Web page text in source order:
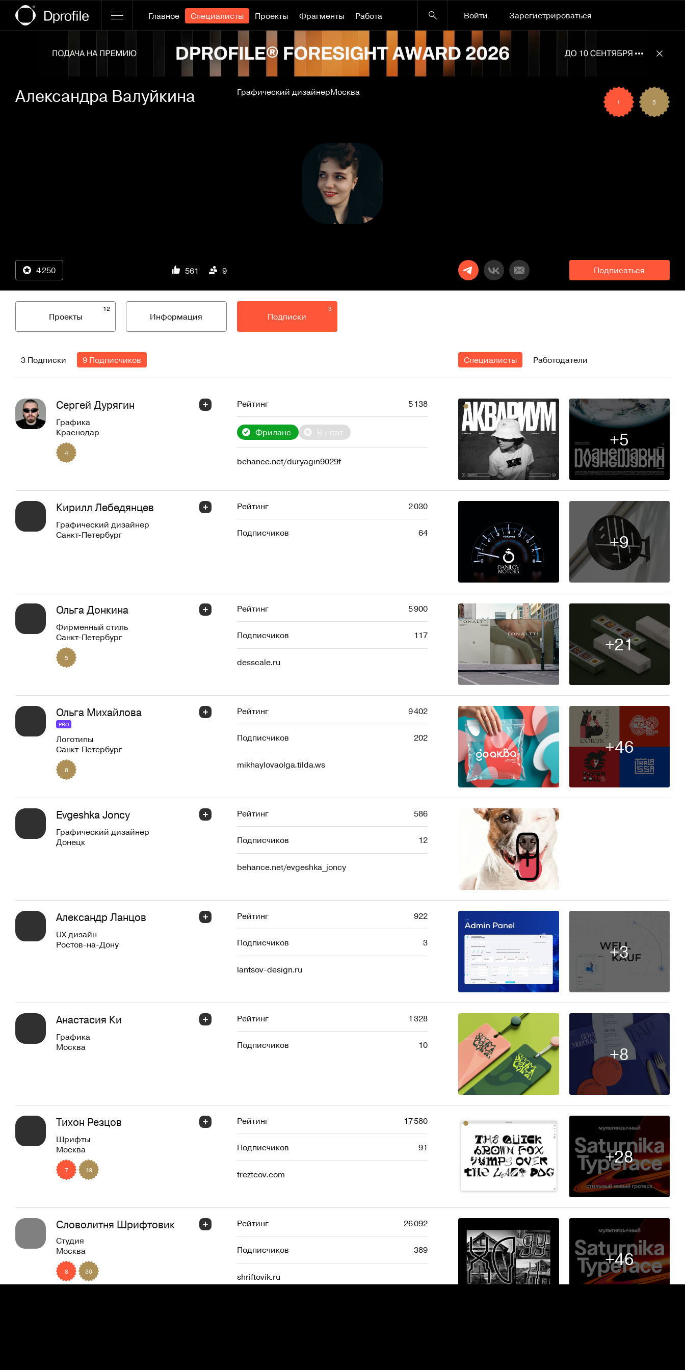
Главное Специалисты Проекты Фрагменты Работа Войти
Зарегистрироваться
Александра Валуйкина Графический дизайнерМосква
1 5
4 250 561 9 Подписаться
12
Проекты Информация
3
Подписки
3 Подписки 9 Подписчиков Специалисты Работодатели
Сергей Дурягин
Графика
Краснодар
4
Рейтинг 5 138
Фриланс В штат
behance.net/duryagin9029f
+5
Кирилл Лебедянцев
Графический дизайнер
Санкт-Петербург
Рейтинг 2 030
Подписчиков 64
29
+9
Ольга Донкина
Фирменный стиль
Санкт-Петербург
5
Рейтинг 5 900
Подписчиков 117
desscale.ru
13
+21
Ольга Михайлова
PRO
Логотипы
Санкт-Петербург
8
Рейтинг 9 402
Подписчиков 202
mikhaylovaolga.tilda.ws
45
+46
Evgeshka Joncy
Графический дизайнер
Донецк
Рейтинг 586
Подписчиков 12
behance.net/evgeshka_joncy
20
Александр Ланцов
UX дизайн
Ростов-на-Дону
Рейтинг 922
Подписчиков 3
lantsov-design.ru
+3
Анастасия Ки
Графика
Москва
Рейтинг 1 328
Подписчиков 10
17
+8
Тихон Резцов
Шрифты
Москва
7 19
Рейтинг 17 580
Подписчиков 91
treztcov.com
+28
Словолитня Шрифтовик
Студия
Москва
8 30
Рейтинг 26 092
Подписчиков 389
shriftovik.ru
17
+46